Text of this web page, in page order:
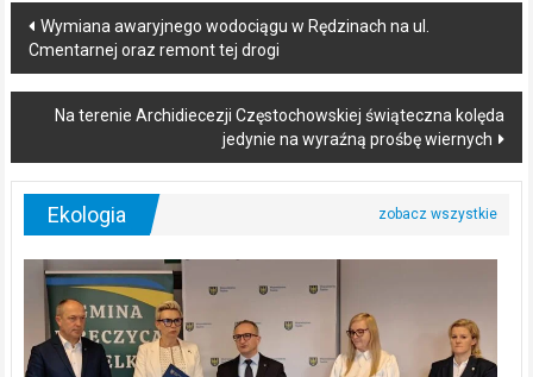
Post
navigation
Wymiana awaryjnego wodociągu w Rędzinach na ul.
Cmentarnej oraz remont tej drogi
Na terenie Archidiecezji Częstochowskiej świąteczna kolęda
jedynie na wyraźną prośbę wiernych
Ekologia